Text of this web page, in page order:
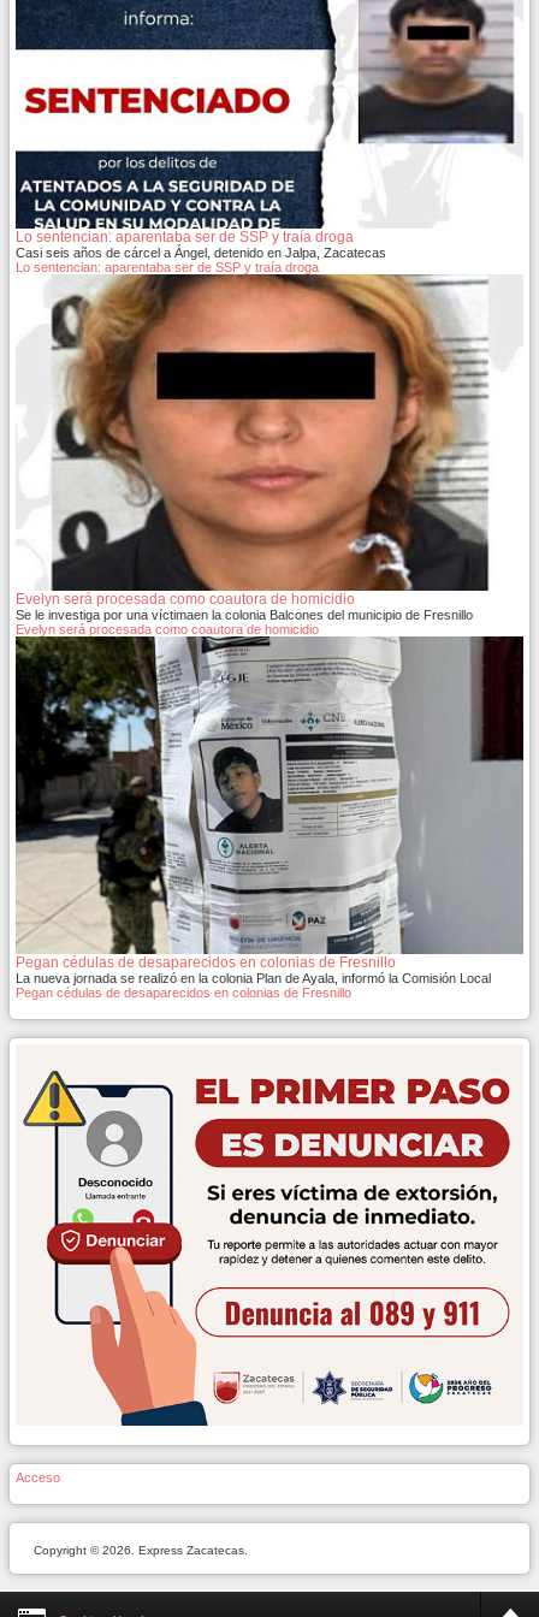
Lo sentencian: aparentaba ser de SSP y traía droga
Casi seis años de cárcel a Ángel, detenido en Jalpa, Zacatecas
Lo sentencian: aparentaba ser de SSP y traía droga
Evelyn será procesada como coautora de homicidio
Se le investiga por una víctimaen la colonia Balcones del municipio de Fresnillo
Evelyn será procesada como coautora de homicidio
Pegan cédulas de desaparecidos en colonias de Fresnillo
La nueva jornada se realizó en la colonia Plan de Ayala, informó la Comisión Local
Pegan cédulas de desaparecidos en colonias de Fresnillo
Acceso
Copyright © 2026. Express Zacatecas.